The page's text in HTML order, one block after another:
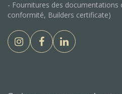
- Fournitures des documentations
conformité, Builders certificate)